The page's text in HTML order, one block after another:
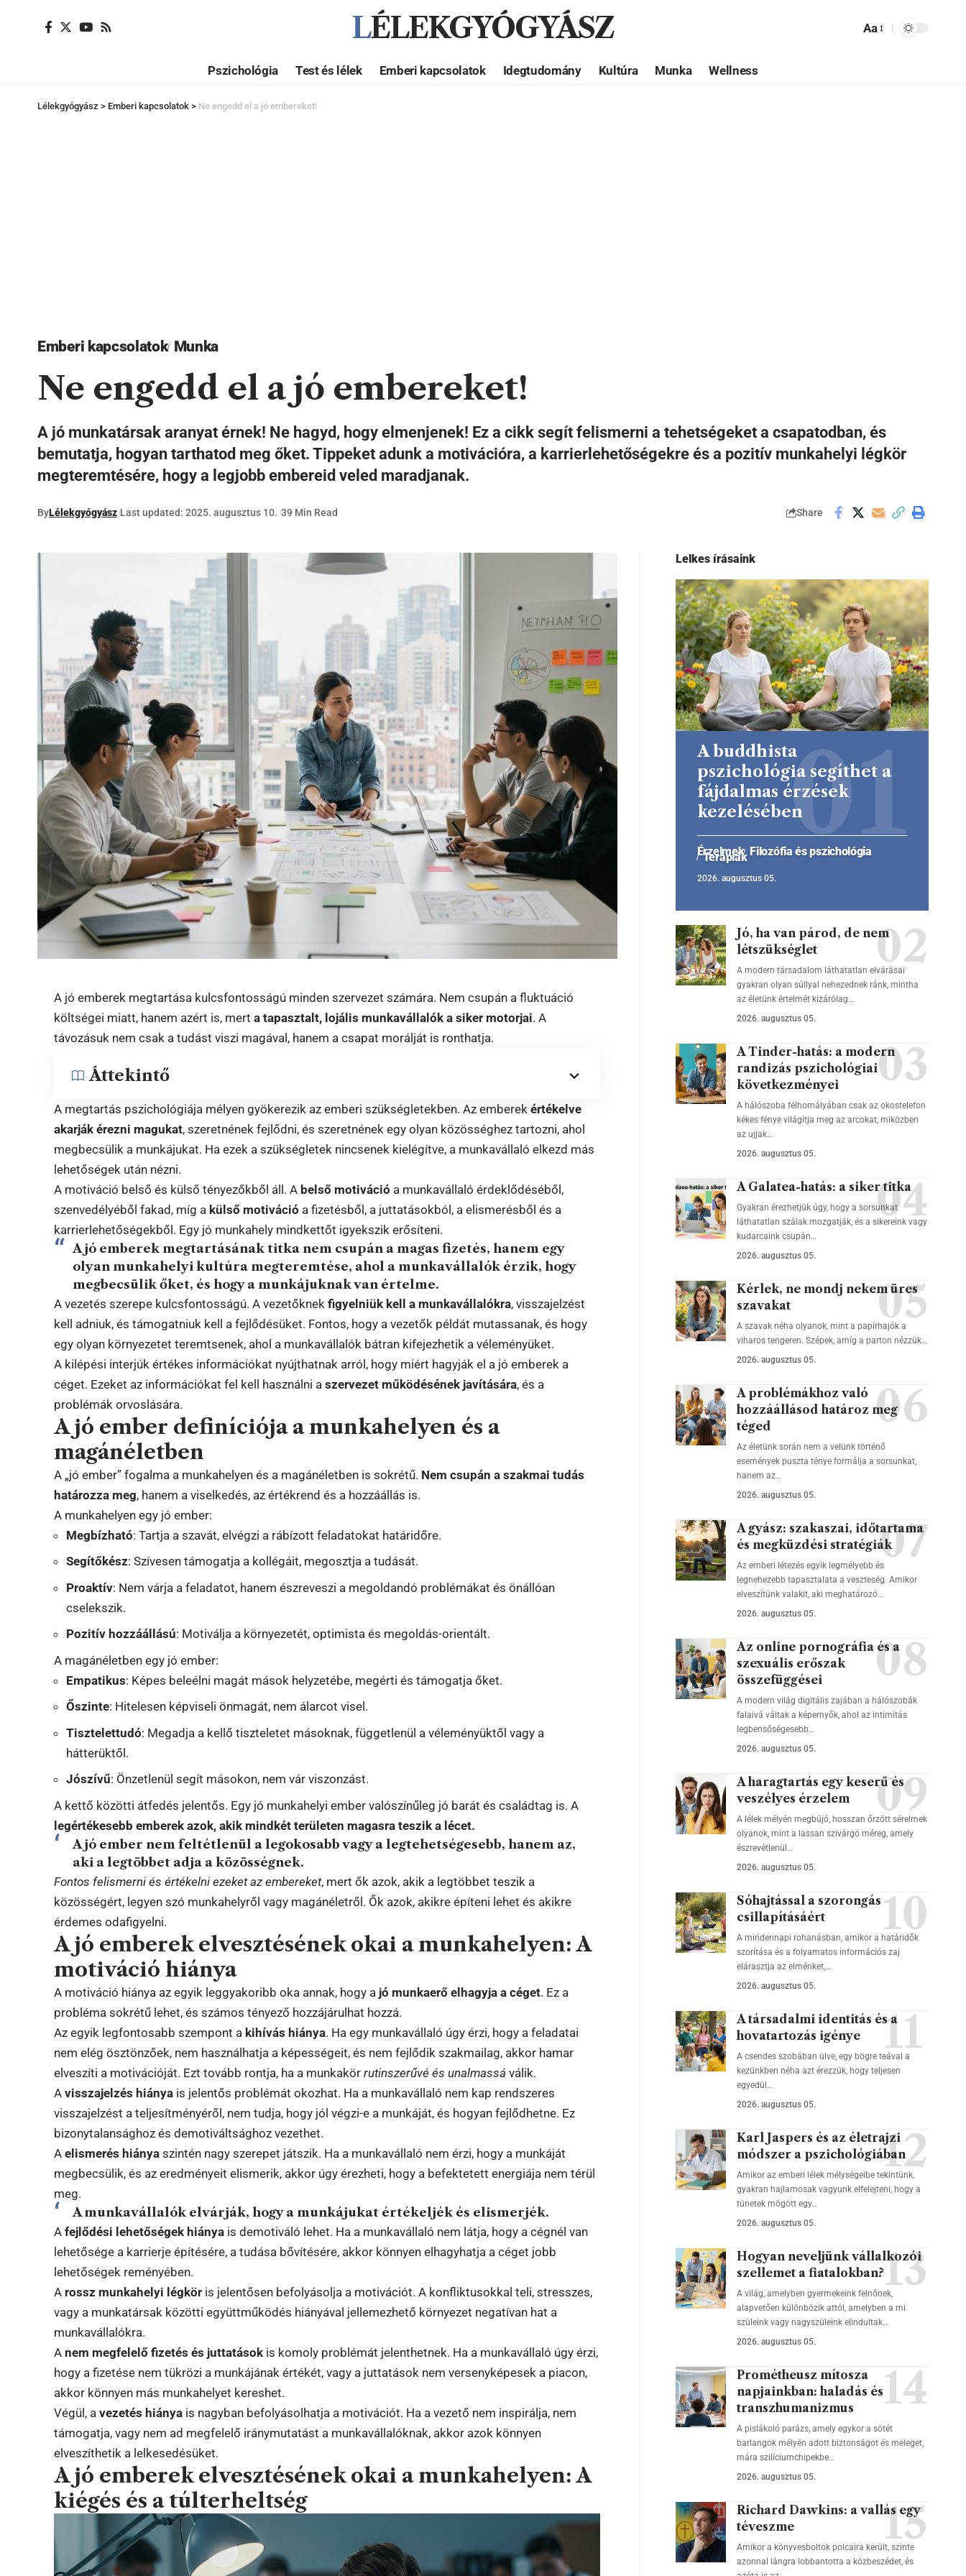
LÉLEKGYÓGYÁSZ Aa
Pszichológia Test és lélek Emberi kapcsolatok Idegtudomány Kultúra Munka Wellness
Lélekgyógyász > Emberi kapcsolatok > Ne engedd el a jó embereket!
Emberi kapcsolatok Munka
Ne engedd el a jó embereket!
A jó munkatársak aranyat érnek! Ne hagyd, hogy elmenjenek! Ez a cikk segít felismerni a tehetségeket a csapatodban, és
bemutatja, hogyan tarthatod meg őket. Tippeket adunk a motivációra, a karrierlehetőségekre és a pozitív munkahelyi légkör
megteremtésére, hogy a legjobb embereid veled maradjanak.
ByLélekgyógyász Last updated: 2025. augusztus 10. 39 Min Read Share
A jó emberek megtartása kulcsfontosságú minden szervezet számára. Nem csupán a fluktuáció
költségei miatt, hanem azért is, merta tapasztalt, lojális munkavállalók a siker motorjai. A
távozásuk nem csak a tudást viszi magával, hanem a csapat morálját is ronthatja.
Áttekintő
A megtartás pszichológiája mélyen gyökerezik az emberi szükségletekben. Az emberekértékelve
akarják érezni magukat, szeretnének fejlődni, és szeretnének egy olyan közösséghez tartozni, ahol
megbecsülik a munkájukat. Ha ezek a szükségletek nincsenek kielégítve, a munkavállaló elkezd más
lehetőségek után nézni.
A motiváció belső és külső tényezőkből áll. A belső motiváció a munkavállaló érdeklődéséből,
szenvedélyéből fakad, míg a külső motiváció a fizetésből, a juttatásokból, a elismerésből és a
karrierlehetőségekből. Egy jó munkahely mindkettőt igyekszik erősíteni.
A jó emberek megtartásának titka nem csupán a magas fizetés, hanem egy
olyan munkahelyi kultúra megteremtése, ahol a munkavállalók érzik, hogy
megbecsülik őket, és hogy a munkájuknak van értelme.
A vezetés szerepe kulcsfontosságú. A vezetőknekfigyelniük kell a munkavállalókra, visszajelzést
kell adniuk, és támogatniuk kell a fejlődésüket. Fontos, hogy a vezetők példát mutassanak, és hogy
egy olyan környezetet teremtsenek, ahol a munkavállalók bátran kifejezhetik a véleményüket.
A kilépési interjúk értékes információkat nyújthatnak arról, hogy miért hagyják el a jó emberek a
céget. Ezeket az információkat fel kell használni aszervezet működésének javítására, és a
problémák orvoslására.
A jó ember definíciója a munkahelyen és a
magánéletben
A „jó ember” fogalma a munkahelyen és a magánéletben is sokrétű. Nem csupán a szakmai tudás
határozza meg, hanem a viselkedés, az értékrend és a hozzáállás is.
A munkahelyen egy jó ember:
Megbízható: Tartja a szavát, elvégzi a rábízott feladatokat határidőre.
Segítőkész: Szívesen támogatja a kollégáit, megosztja a tudását.
Proaktív: Nem várja a feladatot, hanem észreveszi a megoldandó problémákat és önállóan
cselekszik.
Pozitív hozzáállású: Motiválja a környezetét, optimista és megoldás-orientált.
A magánéletben egy jó ember:
Empatikus: Képes beleélni magát mások helyzetébe, megérti és támogatja őket.
Őszinte: Hitelesen képviseli önmagát, nem álarcot visel.
Tisztelettudó: Megadja a kellő tiszteletet másoknak, függetlenül a véleményüktől vagy a
hátterüktől.
Jószívű: Önzetlenül segít másokon, nem vár viszonzást.
A kettő közötti átfedés jelentős. Egy jó munkahelyi ember valószínűleg jó barát és családtag is. A
legértékesebb emberek azok, akik mindkét területen magasra teszik a lécet.
A jó ember nem feltétlenül a legokosabb vagy a legtehetségesebb, hanem az,
aki a legtöbbet adja a közösségnek.
Fontos felismerni és értékelni ezeket az embereket, mert ők azok, akik a legtöbbet teszik a
közösségért, legyen szó munkahelyről vagy magánéletről. Ők azok, akikre építeni lehet és akikre
érdemes odafigyelni.
A jó emberek elvesztésének okai a munkahelyen: A
motiváció hiánya
A motiváció hiánya az egyik leggyakoribb oka annak, hogy a jó munkaerő elhagyja a céget. Ez a
probléma sokrétű lehet, és számos tényező hozzájárulhat hozzá.
Az egyik legfontosabb szempont a kihívás hiánya. Ha egy munkavállaló úgy érzi, hogy a feladatai
nem elég ösztönzőek, nem használhatja a képességeit, és nem fejlődik szakmailag, akkor hamar
elveszíti a motivációját. Ezt tovább rontja, ha a munkakörrutinszerűvé és unalmassá válik.
Avisszajelzés hiánya is jelentős problémát okozhat. Ha a munkavállaló nem kap rendszeres
visszajelzést a teljesítményéről, nem tudja, hogy jól végzi-e a munkáját, és hogyan fejlődhetne. Ez
bizonytalansághoz és demotiváltsághoz vezethet.
Aelismerés hiánya szintén nagy szerepet játszik. Ha a munkavállaló nem érzi, hogy a munkáját
megbecsülik, és az eredményeit elismerik, akkor úgy érezheti, hogy a befektetett energiája nem térül
meg.
A munkavállalók elvárják, hogy a munkájukat értékeljék és elismerjék.
Afejlődési lehetőségek hiánya is demotiváló lehet. Ha a munkavállaló nem látja, hogy a cégnél van
lehetősége a karrierje építésére, a tudása bővítésére, akkor könnyen elhagyhatja a céget jobb
lehetőségek reményében.
A rossz munkahelyi légkör is jelentősen befolyásolja a motivációt. A konfliktusokkal teli, stresszes,
vagy a munkatársak közötti együttműködés hiányával jellemezhető környezet negatívan hat a
munkavállalókra.
Anem megfelelő fizetés és juttatások is komoly problémát jelenthetnek. Ha a munkavállaló úgy érzi,
hogy a fizetése nem tükrözi a munkájának értékét, vagy a juttatások nem versenyképesek a piacon,
akkor könnyen más munkahelyet kereshet.
Végül, avezetés hiánya is nagyban befolyásolhatja a motivációt. Ha a vezető nem inspirálja, nem
támogatja, vagy nem ad megfelelő iránymutatást a munkavállalóknak, akkor azok könnyen
elveszíthetik a lelkesedésüket.
A jó emberek elvesztésének okai a munkahelyen: A
kiégés és a túlterheltség
Lelkes írásaink
A buddhista
pszichológia segíthet a
fájdalmas érzések
kezelésében
Érzelmek Filozófia és pszichológia
Terápiák
2026. augusztus 05.
Jó, ha van párod, de nem
létszükséglet
A modern társadalom láthatatlan elvárásai
gyakran olyan súllyal nehezednek ránk, mintha
az életünk értelmét kizárólag…
2026. augusztus 05.
A Tinder-hatás: a modern
randizás pszichológiai
következményei
A hálószoba félhomályában csak az okostelefon
kékes fénye világítja meg az arcokat, miközben
az ujjak…
2026. augusztus 05.
A Galatea-hatás: a siker titka
Gyakran érezhetjük úgy, hogy a sorsunkat
láthatatlan szálak mozgatják, és a sikereink vagy
kudarcaink csupán…
2026. augusztus 05.
Kérlek, ne mondj nekem üres
szavakat
A szavak néha olyanok, mint a papírhajók a
viharos tengeren. Szépek, amíg a parton nézzük…
2026. augusztus 05.
A problémákhoz való
hozzáállásod határoz meg
téged
Az életünk során nem a velünk történő
események puszta ténye formálja a sorsunkat,
hanem az…
2026. augusztus 05.
A gyász: szakaszai, időtartama
és megküzdési stratégiák
Az emberi létezés egyik legmélyebb és
legnehezebb tapasztalata a veszteség. Amikor
elveszítünk valakit, aki meghatározó…
2026. augusztus 05.
Az online pornográfia és a
szexuális erőszak
összefüggései
A modern világ digitális zajában a hálószobák
falaivá váltak a képernyők, ahol az intimitás
legbensőségesebb…
2026. augusztus 05.
A haragtartás egy keserű és
veszélyes érzelem
A lélek mélyén megbújó, hosszan őrzött sérelmek
olyanok, mint a lassan szivárgó méreg, amely
észrevétlenül…
2026. augusztus 05.
Sóhajtással a szorongás
csillapításáért
A mindennapi rohanásban, amikor a határidők
szorítása és a folyamatos információs zaj
elárasztja az elménket,…
2026. augusztus 05.
A társadalmi identitás és a
hovatartozás igénye
A csendes szobában ülve, egy bögre teával a
kezünkben néha azt érezzük, hogy teljesen
egyedül…
2026. augusztus 05.
Karl Jaspers és az életrajzi
módszer a pszichológiában
Amikor az emberi lélek mélységeibe tekintünk,
gyakran hajlamosak vagyunk elfelejteni, hogy a
tünetek mögött egy…
2026. augusztus 05.
Hogyan neveljünk vállalkozói
szellemet a fiatalokban?
A világ, amelyben gyermekeink felnőnek,
alapvetően különbözik attól, amelyben a mi
szüleink vagy nagyszüleink elindultak…
2026. augusztus 05.
Prométheusz mítosza
napjainkban: haladás és
transzhumanizmus
A pislákoló parázs, amely egykor a sötét
barlangok mélyén adott biztonságot és meleget,
mára szilíciumchipekbe…
2026. augusztus 05.
Richard Dawkins: a vallás egy
téveszme
Amikor a könyvesboltok polcaira került, szinte
azonnal lángra lobbantotta a közbeszédet, és